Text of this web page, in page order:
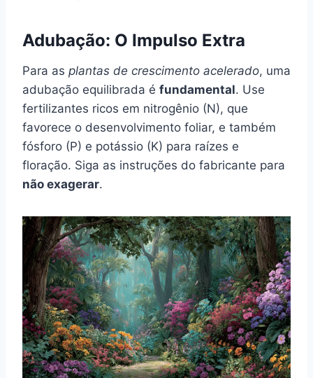
Adubação: O Impulso Extra
Para as plantas de crescimento acelerado, uma
adubação equilibrada é fundamental. Use
fertilizantes ricos em nitrogênio (N), que
favorece o desenvolvimento foliar, e também
fósforo (P) e potássio (K) para raízes e
floração. Siga as instruções do fabricante para
não exagerar.